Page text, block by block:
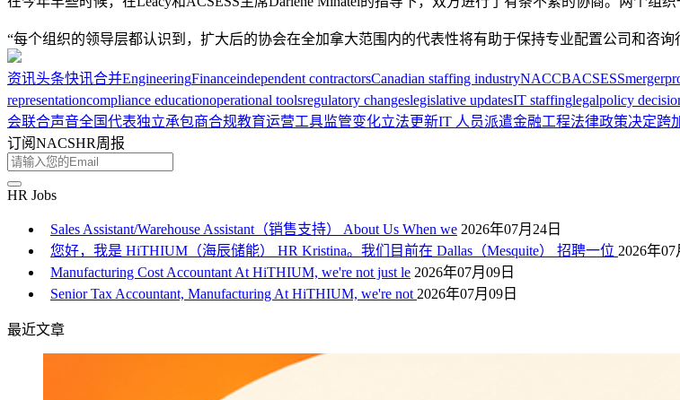
“每个组织的领导层都认识到，扩大后的协会在全加拿大范围内的代表性将有助于保持专业配置公司和咨询
资讯头条快讯合并EngineeringFinanceindependent contractorsCanadian staffing industryNACCBACSESSmerger
representationcompliance educationoperational toolsregulatory changeslegislative updatesIT staffinglegalpolicy
会联合声音全国代表独立承包商合规教育运营工具监管变化立法更新IT 人员派遣金融工程法律政策决定跨
订阅NACSHR周报
HR Jobs
Sales Assistant/Warehouse Assistant（销售支持） About Us When we 2026年07月24日
您好，我是 HiTHIUM（海辰储能） HR Kristina。我们目前在 Dallas（Mesquite） 招聘一位 2026年07
Manufacturing Cost Accountant At HiTHIUM, we're not just le 2026年07月09日
Senior Tax Accountant, Manufacturing At HiTHIUM, we're not 2026年07月09日
最近文章